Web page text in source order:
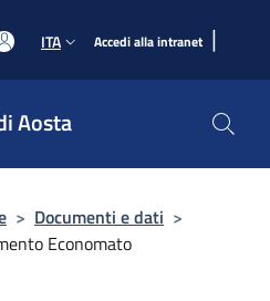
ITA Accedi alla intranet |
Aosta
> Documenti e dati >
Economato